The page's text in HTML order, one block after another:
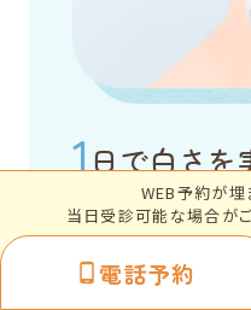
1日で白さを
本郷こもれ
医療ホワイ
医療機関専用の薬
WEB予約が埋
当日受診可能な場合が
電話予約